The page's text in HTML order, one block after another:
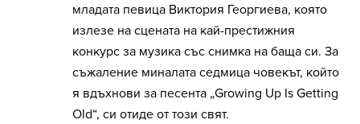
младата певица Виктория Георгиева, която
излезе на сцената на кай-престижния
конкурс за музика със снимка на баща си. За
съжаление миналата седмица човекът, който
я вдъхнови за песента „Growing Up Is Getting
Old“, си отиде от този свят.